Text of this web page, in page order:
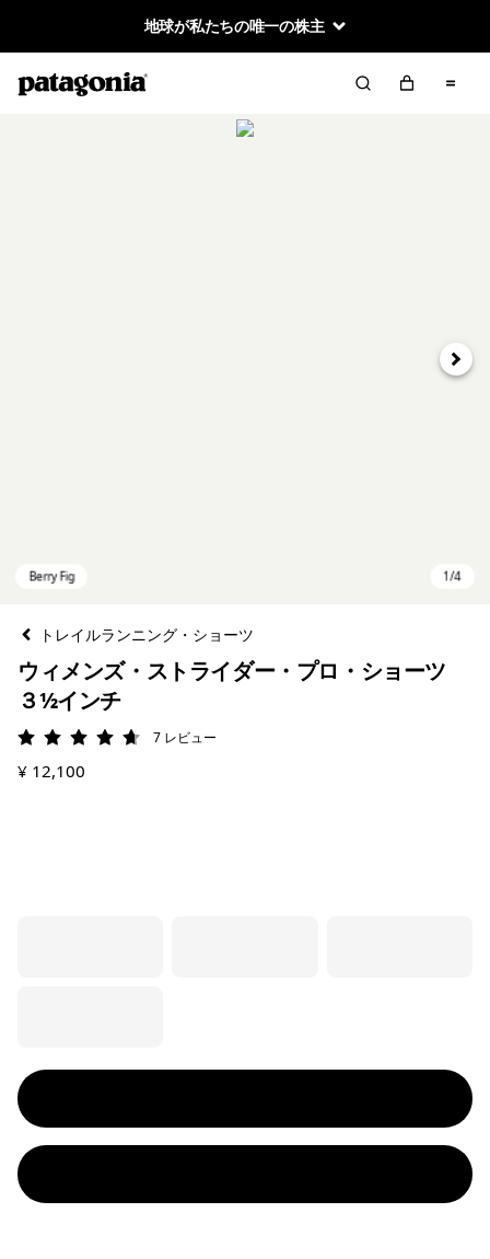
地球が私たちの唯一の株主
次へ
トレイルランニング・ショーツ
ウィメンズ・ストライダー・プロ・ショーツ
３½インチ
評価: 4.7 / 5
7 レビュー
¥ 12,100